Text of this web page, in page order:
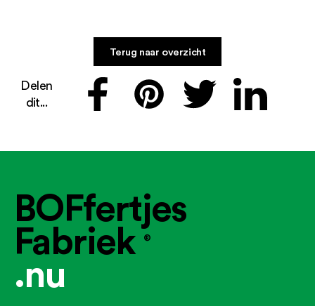
Terug naar overzicht
Delen
dit...
BOFfertjes
Fabriek®
.nu